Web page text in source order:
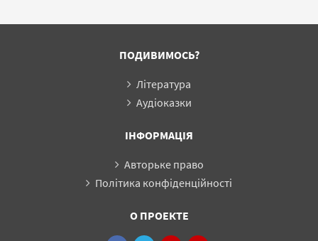
ПОДИВИМОСЬ?
Література
Аудіоказки
ІНФОРМАЦІЯ
Авторьке право
Політика конфіденційності
О ПРОЕКТЕ